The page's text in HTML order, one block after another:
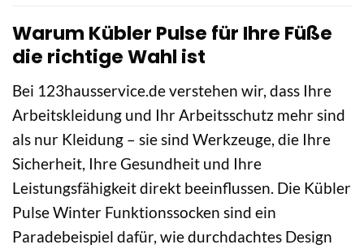
Warum Kübler Pulse für Ihre Füße
die richtige Wahl ist
Bei 123hausservice.de verstehen wir, dass Ihre
Arbeitskleidung und Ihr Arbeitsschutz mehr sind
als nur Kleidung – sie sind Werkzeuge, die Ihre
Sicherheit, Ihre Gesundheit und Ihre
Leistungsfähigkeit direkt beeinflussen. Die Kübler
Pulse Winter Funktionssocken sind ein
Paradebeispiel dafür, wie durchdachtes Design